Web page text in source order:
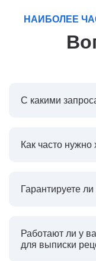
НАИБОЛЕЕ
С какими
Как часто нужно
Гарантируете
Работают ли у
для выписки